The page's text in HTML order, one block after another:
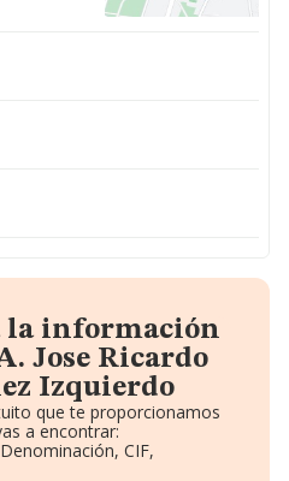
la información
Jose Ricardo
Izquierdo
que te proporcionamos
a encontrar:
CIF,